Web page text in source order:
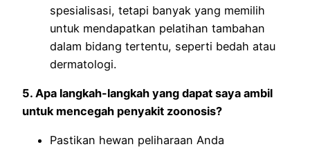
spesialisasi, tetapi banyak yang memilih
untuk mendapatkan pelatihan tambahan
dalam bidang tertentu, seperti bedah atau
dermatologi.
5. Apa langkah-langkah yang dapat saya ambil
untuk mencegah penyakit zoonosis?
Pastikan hewan peliharaan Anda